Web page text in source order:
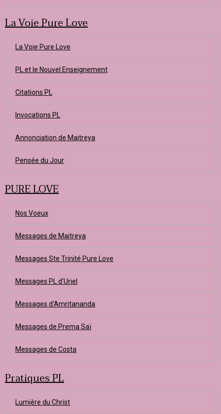
La Voie Pure Love
La Voie Pure Love
PL et le Nouvel Enseignement
Citations PL
Invocations PL
Annonciation de Maitreya
Pensée du Jour
PURE LOVE
Nos Voeux
Messages de Maitreya
Messages Ste Trinité Pure Love
Messages PL d'Uriel
Messages d'Amritananda
Messages de Prema Saï
Messages de Costa
Pratiques PL
Lumière du Christ